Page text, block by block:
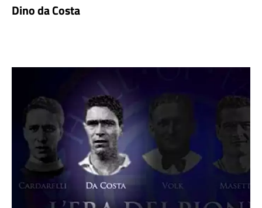
Dino da Costa